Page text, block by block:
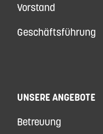
Vorstand
Geschäftsführung
UNSERE ANGEBOTE
Betreuung